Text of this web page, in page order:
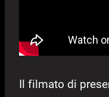
Il filmato di